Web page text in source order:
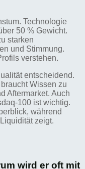
Technologie
50 % Gewicht.
starken
und Stimmung.
verstehen.
entscheidend.
Wissen zu
Aftermarket. Auch
ist wichtig.
während
zeigt.
wird er oft mit